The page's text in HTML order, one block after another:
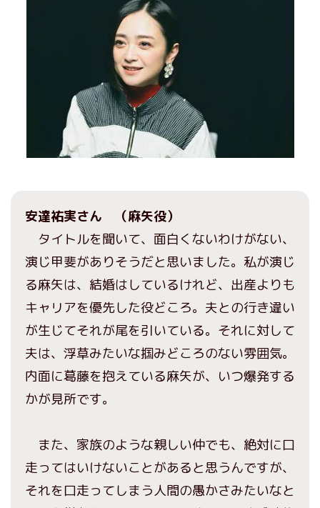
安達祐実さん （麻矢役）
タイトルを聞いて、面白くないわけがない、
演じ甲斐がありそうだと思いました。私が演じ
る麻矢は、結婚はしているけれど、出産よりも
キャリアを優先した役どころ。夫との行き違い
が生じてそれが尾を引いている。それに対して
夫は、浮草みたいな掴みどころのない雰囲気。
内面に葛藤を抱えている麻矢が、いつ爆発する
かが見所です。
また、家族のような親しい仲でも、絶対に口
走ってはいけないことがあると思うんですが、
それを口走ってしまう人間の愚かさみたいなと